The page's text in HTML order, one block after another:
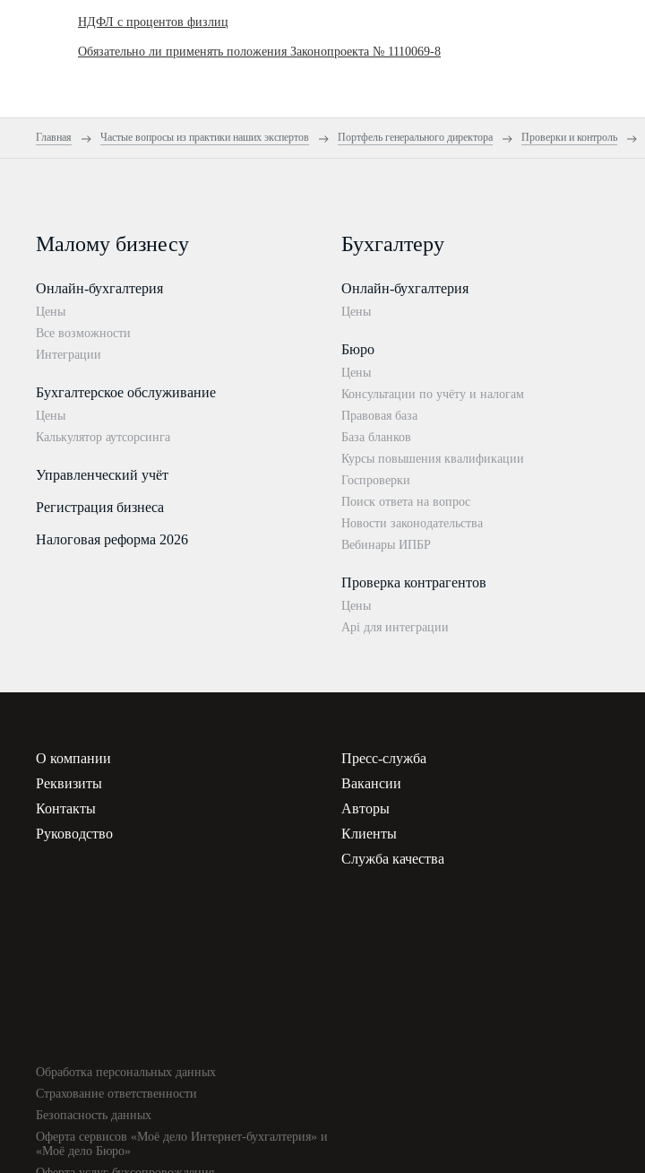
НДФЛ с процентов физлиц
Обязательно ли применять положения Законопроекта № 1110069-8
Главная Частые вопросы из практики наших экспертов Портфель генерального директора Проверки и контроль
Малому бизнесу
Онлайн-бухгалтерия
Цены
Все возможности
Интеграции
Бухгалтерское обслуживание
Цены
Калькулятор аутсорсинга
Управленческий учёт
Регистрация бизнеса
Налоговая реформа 2026
Бухгалтеру
Онлайн-бухгалтерия
Цены
Бюро
Цены
Консультации по учёту и налогам
Правовая база
База бланков
Курсы повышения квалификации
Госпроверки
Поиск ответа на вопрос
Новости законодательства
Вебинары ИПБР
Проверка контрагентов
Цены
Api для интеграции
О компании
Реквизиты
Контакты
Руководство
Пресс-служба
Вакансии
Авторы
Клиенты
Служба качества
Обработка персональных данных
Страхование ответственности
Безопасность данных
Оферта сервисов «Моё дело Интернет-бухгалтерия» и
«Моё дело Бюро»